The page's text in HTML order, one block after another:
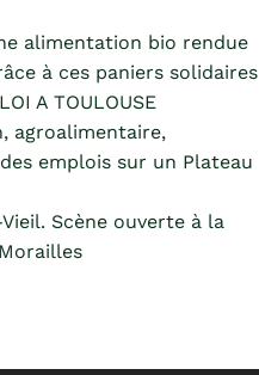
alimentation bio rendue
à ces paniers solidaires
A TOULOUSE
agroalimentaire,
emplois sur un Plateau
Scène ouverte à la